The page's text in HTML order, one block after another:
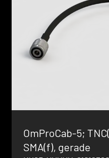
OmProCab-5;
SMA(f), gerade